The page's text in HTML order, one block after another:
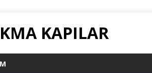
KAPILAR